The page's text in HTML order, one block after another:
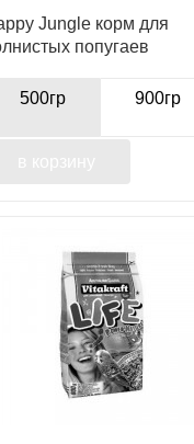
Jungle корм для
попугаев
500гр 900гр